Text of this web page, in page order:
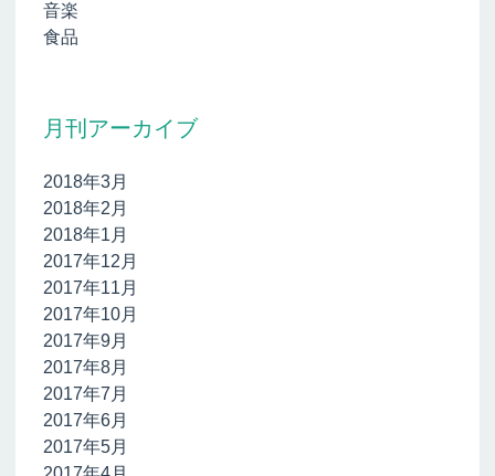
音楽
食品
月刊アーカイブ
2018年3月
2018年2月
2018年1月
2017年12月
2017年11月
2017年10月
2017年9月
2017年8月
2017年7月
2017年6月
2017年5月